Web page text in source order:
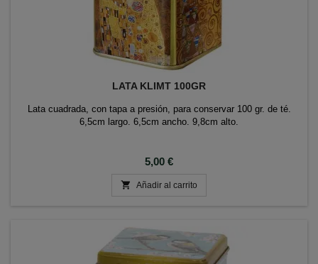
LATA KLIMT 100GR
Lata cuadrada, con tapa a presión, para conservar 100 gr. de té.
6,5cm largo. 6,5cm ancho. 9,8cm alto.
Precio
5,00 €
 Añadir al carrito